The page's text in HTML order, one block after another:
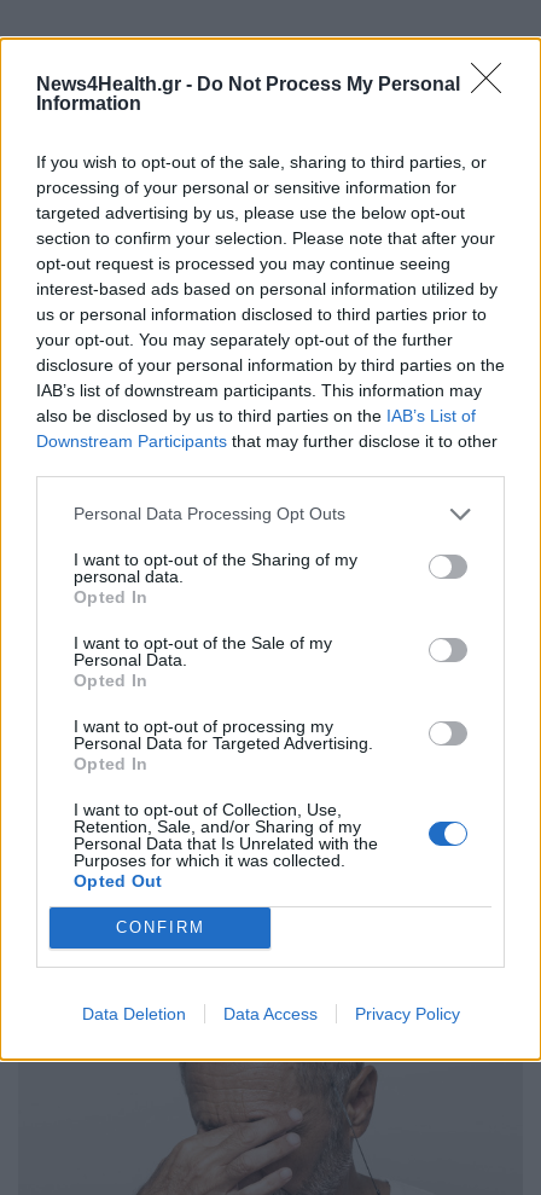
News4Health.gr - Do Not Process My Personal
Information
If you wish to opt-out of the sale, sharing to third parties, or
processing of your personal or sensitive information for
targeted advertising by us, please use the below opt-out
section to confirm your selection. Please note that after your
opt-out request is processed you may continue seeing
interest-based ads based on personal information utilized by
us or personal information disclosed to third parties prior to
your opt-out. You may separately opt-out of the further
disclosure of your personal information by third parties on the
IAB’s list of downstream participants. This information may
also be disclosed by us to third parties on the IAB’s List of
Downstream Participants that may further disclose it to other
Personal Data Processing Opt Outs
I want to opt-out of the Sharing of my
personal data.
Opted In
I want to opt-out of the Sale of my
Personal Data.
Opted In
I want to opt-out of processing my
Personal Data for Targeted Advertising.
Opted In
I want to opt-out of Collection, Use,
Retention, Sale, and/or Sharing of my
Personal Data that Is Unrelated with the
Purposes for which it was collected.
Opted Out
CONFIRM
Data Deletion Data Access Privacy Policy
ΕΠΙΘΕΤΙΚΟΣ ΚΑΡΚΙΝΟΣ
ΠΕΡΙΣΣΟΤΕΡΑ ΣΤΗΝ ΙΔΙΑ ΚΑΤΗΓΟΡΙΑ
Έμπολα: Δέκα ερωταπαντήσεις για
την επιδημία που κηρύχθηκε
ανάγκη
Έμπολα: Δεισιδαιμονία, εμφύλιος,
"τέλειας υγειονομικής καταιγίδας"
ΣΧΕΤΙΚΑ ΑΡΘΡΑ